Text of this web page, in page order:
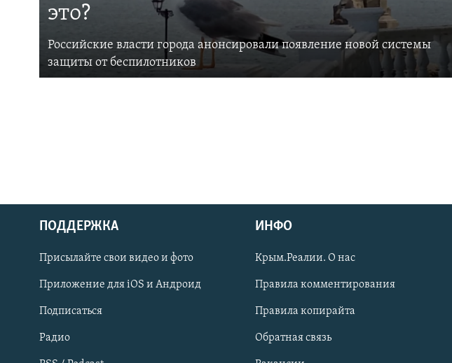
Українською
Qırımtatar
ПРИСОЕДИНЯЙТЕСЬ!
это?
Российские власти города анонсировали появление новой системы
защиты от беспилотников
ПОДДЕРЖКА
Присылайте свои видео и фото
Приложение для iOS и Андроид
Подписаться
Радио
ИНФО
Крым.Реалии. О нас
Правила комментирования
Правила копирайта
Обратная связь